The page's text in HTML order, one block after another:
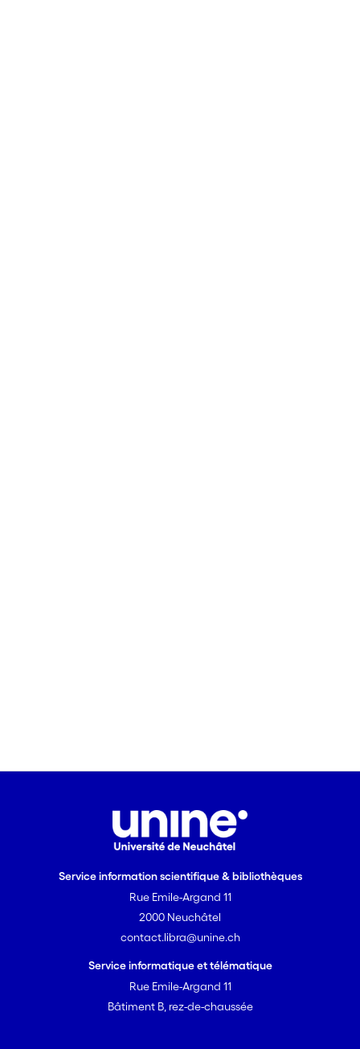
Service information scientifique & bibliothèques
Rue Emile-Argand 11
2000 Neuchâtel
contact.libra@unine.ch
Service informatique et télématique
Rue Emile-Argand 11
Bâtiment B, rez-de-chaussée